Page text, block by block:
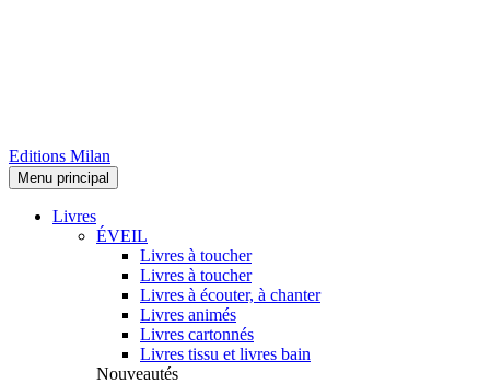
Editions Milan
Menu principal
Livres
ÉVEIL
Livres à toucher
Livres à toucher
Livres à écouter, à chanter
Livres animés
Livres cartonnés
Livres tissu et livres bain
Nouveautés